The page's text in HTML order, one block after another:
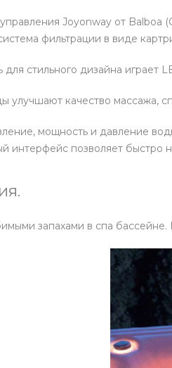
Joyonway от
фильтрации в виде
стильного дизайна играет
улучшают качество массажа,
мощность и давление
интерфейс позволяет быстро
запахами в спа бассейне.